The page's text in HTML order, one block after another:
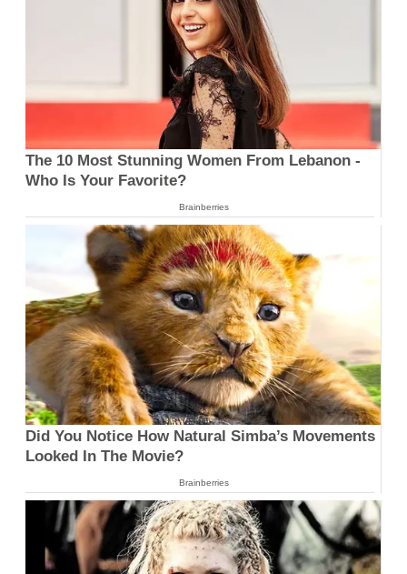
The 10 Most Stunning Women From Lebanon -
Who Is Your Favorite?
Brainberries
Did You Notice How Natural Simba’s Movements
Looked In The Movie?
Brainberries